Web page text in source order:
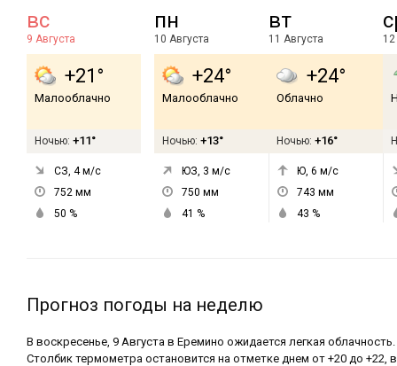
вс
9 Августа
+21°
Малооблачно
Ночью: +11°
СЗ, 4м/с
752 мм
50 %
пн
10 Августа
+24°
Малооблачно
Ночью: +13°
ЮЗ, 3 м/с
750 мм
41 %
вт
11 Августа
+24°
Облачно
Ночью: +16°
Ю, 6 м/с
743 мм
43 %
12
Прогноз погоды на неделю
В воскресенье, 9 Августа в Еремино ожидается легкая облачность.
Столбик термометра остановится на отметке днем от +20 до +22, в